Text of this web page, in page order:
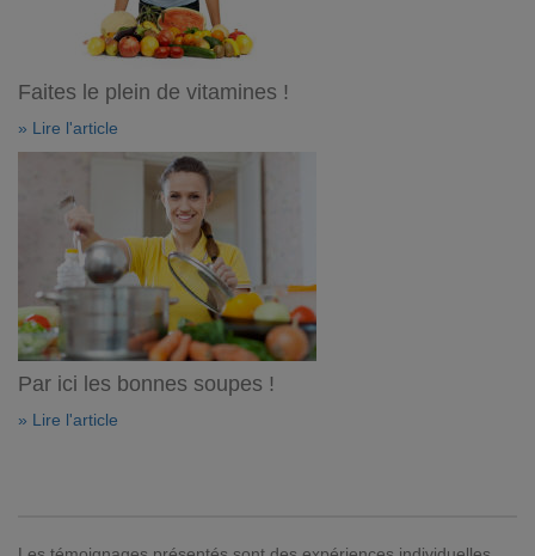
Faites le plein de vitamines !
» Lire l'article
Par ici les bonnes soupes !
» Lire l'article